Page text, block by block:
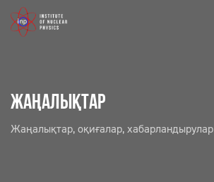
ЖАҢАЛЫҚТАР
Жаңалықтар, оқиғалар, хабарландырулар